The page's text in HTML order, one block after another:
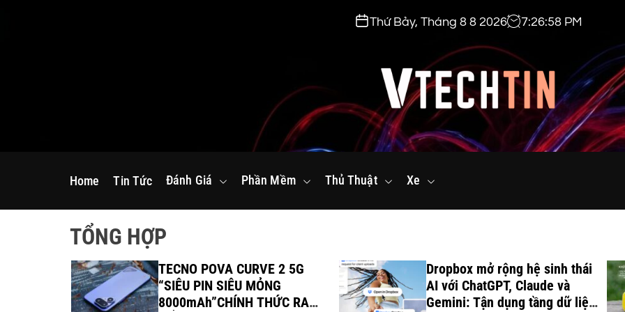
Thứ Bảy, Tháng 8 8 2026 7:27:00 PM
v
e
i
n
.
Home Tin Tức Đánh Giá Phần Mềm Thủ Thuật Xe
TỔNG HỢP
TECNO POVA CURVE 2 5G
“SIÊU PIN SIÊU MỎNG
8000mAh”CHÍNH THỨC RA
Dropbox mở rộng hệ sinh thái
AI với ChatGPT, Claude và
Gemini: Tận dụng tầng dữ liệu